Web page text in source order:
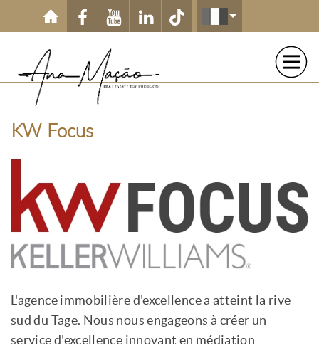
Aller au contenu principal
KW Focus
L'agence immobilière d'excellence a atteint la rive
sud du Tage. Nous nous engageons à créer un
service d'excellence innovant en médiation